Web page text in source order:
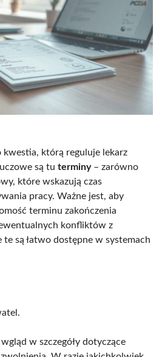
kwestia, którą reguluje lekarz
są tu terminy– zarówno
które wskazują czas
pracy. Ważne jest, aby
terminu zakończenia
konfliktów z
są łatwo dostępne w systemach
w szczegóły dotyczące